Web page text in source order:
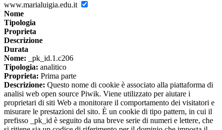
www.marialuigia.edu.it
Nome
Tipologia
Proprieta
Descrizione
Durata
Nome: _pk_id.1.c206
Tipologia: analitico
Proprieta: Prima parte
Descrizione: Questo nome di cookie è associato alla piattaforma di
analisi web open source Piwik. Viene utilizzato per aiutare i
proprietari di siti Web a monitorare il comportamento dei visitatori e
misurare le prestazioni del sito. È un cookie di tipo pattern, in cui il
prefisso _pk_id è seguito da una breve serie di numeri e lettere, che